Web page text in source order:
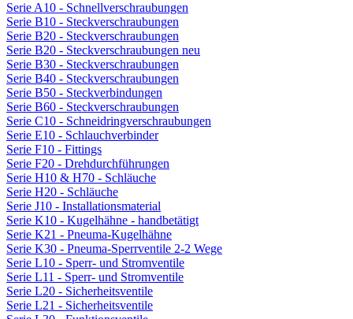
Serie A10 - Schnellverschraubungen
Serie B10 - Steckverschraubungen
Serie B20 - Steckverschraubungen
Serie B20 - Steckverschraubungen neu
Serie B30 - Steckverschraubungen
Serie B40 - Steckverschraubungen
Serie B50 - Steckverbindungen
Serie B60 - Steckverschraubungen
Serie C10 - Schneidringverschraubungen
Serie E10 - Schlauchverbinder
Serie F10 - Fittings
Serie F20 - Drehdurchführungen
Serie H10 & H70 - Schläuche
Serie H20 - Schläuche
Serie J10 - Installationsmaterial
Serie K10 - Kugelhähne - handbetätigt
Serie K21 - Pneuma-Kugelhähne
Serie K30 - Pneuma-Sperrventile 2-2 Wege
Serie L10 - Sperr- und Stromventile
Serie L11 - Sperr- und Stromventile
Serie L20 - Sicherheitsventile
Serie L21 - Sicherheitsventile